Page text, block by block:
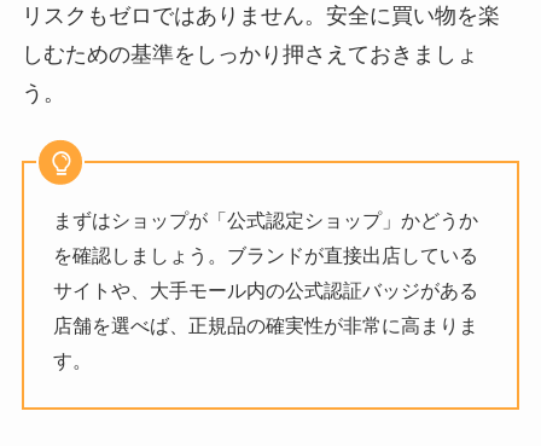
リスクもゼロではありません。安全に買い物を楽
しむための基準をしっかり押さえておきましょ
う。
まずはショップが「公式認定ショップ」かどうか
を確認しましょう。ブランドが直接出店している
サイトや、大手モール内の公式認証バッジがある
店舗を選べば、正規品の確実性が非常に高まりま
す。